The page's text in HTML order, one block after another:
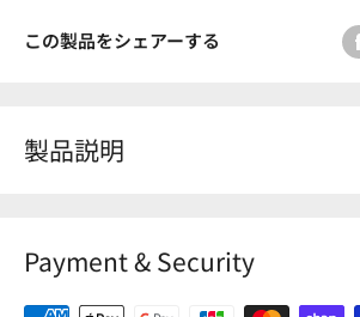
この製品をシェアーする
製品説明
Face plate Color（フェイスプレート
Blue（マリンブルー）
Payment & Security